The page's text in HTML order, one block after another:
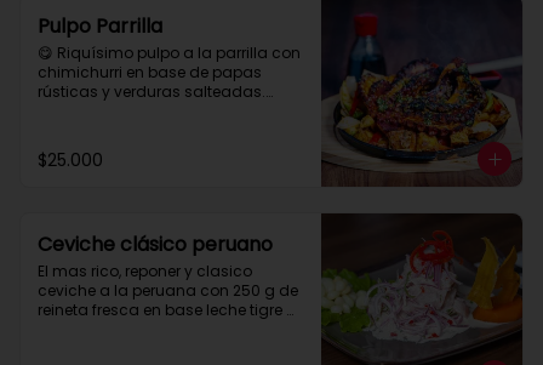
Pulpo Parrilla
😋 Riquísimo pulpo a la parrilla con
chimichurri en base de papas
rústicas y verduras salteadas.
$25.000
Ceviche clásico peruano
El mas rico, reponer y clasico
ceviche a la peruana con 250 g de
reineta fresca en base leche tigre